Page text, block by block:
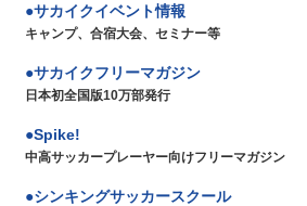
サカイクイベント情報
キャンプ、合宿大会、セミナー等
サカイクフリーマガジン
日本初全国版10万部発行
Spike!
中高サッカープレーヤー向けフリーマガジン
シンキングサッカースクール